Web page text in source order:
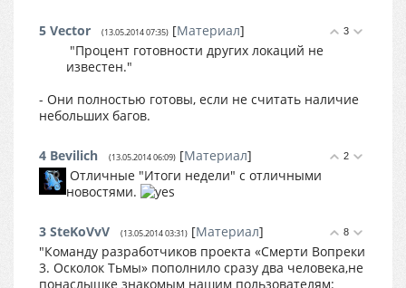
3
5 Vector (13.05.2014 07:35) [Материал]
"Процент готовности других локаций не
известен."
- Они полностью готовы, если не считать наличие
небольших багов.
2
4 Bevilich (13.05.2014 06:09) [Материал]
Отличные "Итоги недели" с отличными
новостями.
8
3 SteKoVvV (13.05.2014 03:31) [Материал]
"Команду разработчиков проекта «Смерти Вопреки
3. Осколок Тьмы» пополнило сразу два человека,не
понаслышке знакомым нашим пользователям: